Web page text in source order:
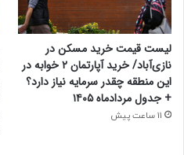
لیست قیمت خرید مسکن در
نازی‌آباد/ خرید آپارتمان ۲ خوابه در
این منطقه چقدر سرمایه نیاز دارد؟
+ جدول مردادماه ۱۴۰۵
11 ساعت پیش